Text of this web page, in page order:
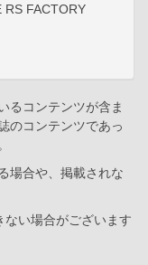
RS FACTORY
るコンテンツが含ま
のコンテンツであっ
場合や、掲載されな
い場合がございます